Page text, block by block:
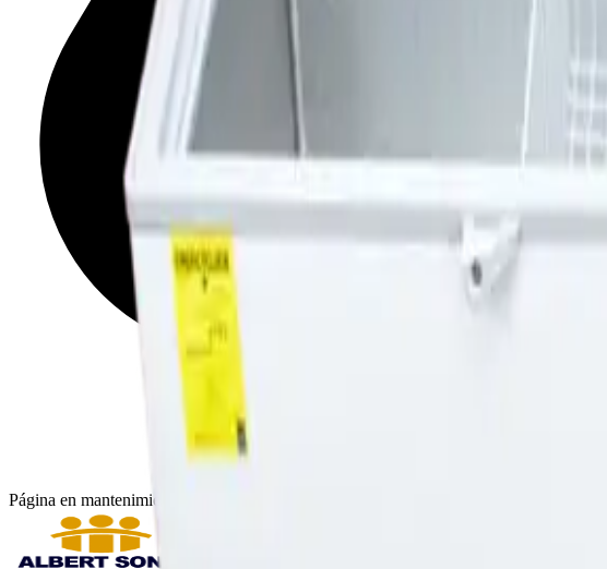
Página en mantenimiento: seguimos actualizando catálogo, imágenes y contenido para